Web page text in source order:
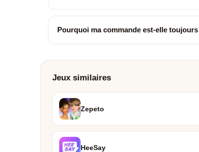
Pourquoi ma commande est-elle
Jeux similaires
Zepeto
HeeSay